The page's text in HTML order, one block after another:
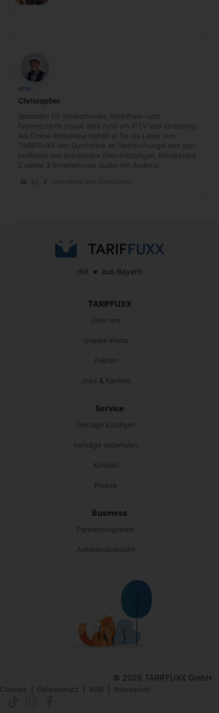
CB
VON
Christopher
Spezialist für Smartphones, Mobilfunk- und
Festnetztarife sowie alles rund um IPTV und Streaming.
Als Online-Redakteur behält er für die Leser von
TARIFFUXX den Durchblick im Tarifdschungel und gibt
profunde und praxisnahe Einschätzungen. Mindestens
2 seiner 3 Smartphones laufen mit Android.
mit aus Bayern
TARIFFUXX
Über uns
Unsere Werte
Fakten
Jobs & Karriere
Service
Verträge kündigen
Verträge widerrufen
Kontakt
Presse
Business
Partnerprogramm
Anbieterübersicht
© 2026 TARIFFUXX GmbH
Cookies Datenschutz AGB Impressum